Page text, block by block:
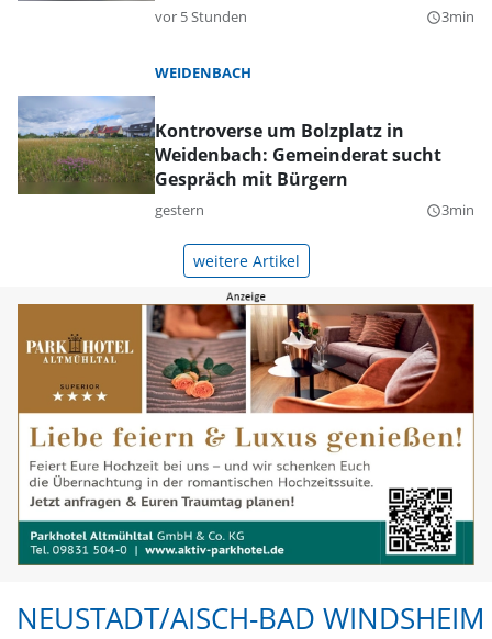
vor 5 Stunden query_builder3min
WEIDENBACH
Kontroverse um Bolzplatz in
Weidenbach: Gemeinderat sucht
Gespräch mit Bürgern
gestern query_builder3min
weitere Artikel
NEUSTADT/AISCH-BAD WINDSHEIM